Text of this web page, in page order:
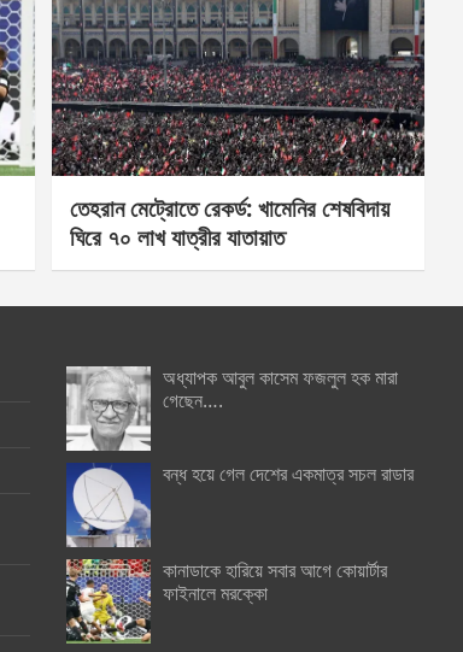
তেহরান মেট্রোতে রেকর্ড: খামেনির শেষবিদায়
ঘিরে ৭০ লাখ যাত্রীর যাতায়াত
অধ্যাপক আবুল কাসেম ফজলুল হক মারা
গেছেন….
বন্ধ হয়ে গেল দেশের একমাত্র সচল রাডার
কানাডাকে হারিয়ে সবার আগে কোয়ার্টার
ফাইনালে মরক্কো